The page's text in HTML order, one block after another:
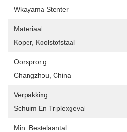
Wkayama Stenter
Materiaal:
Koper, Koolstofstaal
Oorsprong:
Changzhou, China
Verpakking:
Schuim En Triplexgeval
Min. Bestelaantal: